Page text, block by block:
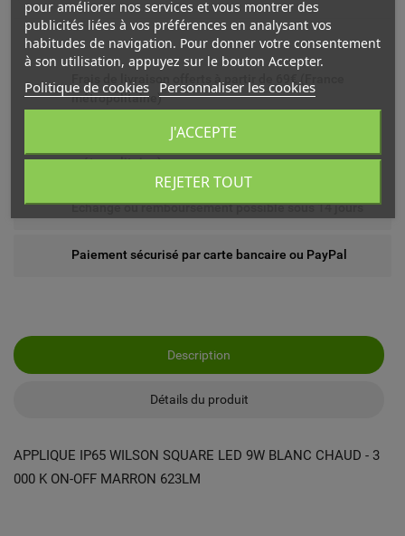
Frais de livraison offerts à partir de 69€ (France
métropolitaine)
Livré chez vous ou en point relais (France
métropolitaine)
Echange ou remboursement possible sous 14 jours
Paiement sécurisé par carte bancaire ou PayPal
Description
Détails du produit
APPLIQUE IP65 WILSON SQUARE LED 9W BLANC CHAUD - 3
000 K ON-OFF MARRON 623LM
pour améliorer nos services et vous montrer des
publicités liées à vos préférences en analysant vos
habitudes de navigation. Pour donner votre consentement
à son utilisation, appuyez sur le bouton Accepter.
Politique de cookies Personnaliser les cookies
REJETER TOUT
J'ACCEPTE